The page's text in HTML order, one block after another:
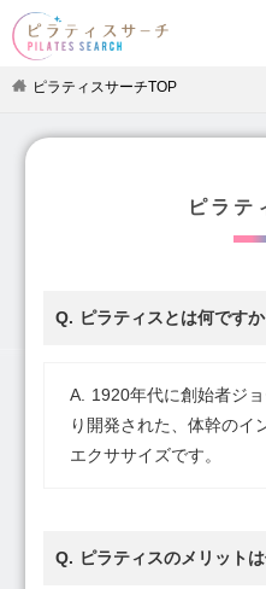
ピラティスサーチTOP
ピラテ
ピラティスとは何ですか
1920年代に創始者ジ
り開発された、体幹のイ
エクササイズです。
ピラティスのメリット